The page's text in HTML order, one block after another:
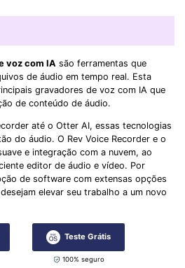
voz com IA são ferramentas que
de áudio em tempo real. Esta
gravadores de voz com IA que
de conteúdo de áudio.
até o Otter AI, essas tecnologias
do áudio. O Rev Voice Recorder e o
e integração com a nuvem, ao
editor de áudio e vídeo. Por
de software com extensas opções
elevar seu trabalho a um novo
Teste Grátis
100% seguro